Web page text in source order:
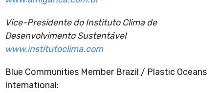
Vice-Presidente do Instituto Clima de
Desenvolvimento Sustentável
www.institutoclima.com
Blue Communities Member Brazil / Plastic Oceans
International: